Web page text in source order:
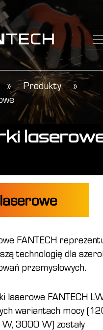
» Produkty
»
FANTECH
technologię dla
przemysłowych.
laserowe FANTECH
wariantach mocy
3000 W) zostały